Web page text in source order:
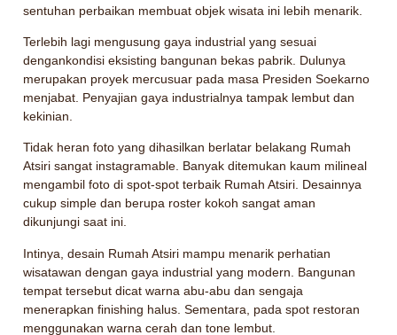
sentuhan perbaikan membuat objek wisata ini lebih menarik.
Terlebih lagi mengusung gaya industrial yang sesuai
dengankondisi eksisting bangunan bekas pabrik. Dulunya
merupakan proyek mercusuar pada masa Presiden Soekarno
menjabat. Penyajian gaya industrialnya tampak lembut dan
kekinian.
Tidak heran foto yang dihasilkan berlatar belakang Rumah
Atsiri sangat instagramable. Banyak ditemukan kaum milineal
mengambil foto di spot-spot terbaik Rumah Atsiri. Desainnya
cukup simple dan berupa roster kokoh sangat aman
dikunjungi saat ini.
Intinya, desain Rumah Atsiri mampu menarik perhatian
wisatawan dengan gaya industrial yang modern. Bangunan
tempat tersebut dicat warna abu-abu dan sengaja
menerapkan finishing halus. Sementara, pada spot restoran
menggunakan warna cerah dan tone lembut.